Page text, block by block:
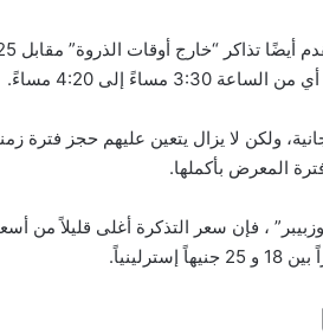
مساءً إلى 4:20 مساءً.
ولكن لا يزال يتعين عليهم حجز فترة
المعرض بأكملها.
، فإن سعر التذكرة أغلى قليلاً من